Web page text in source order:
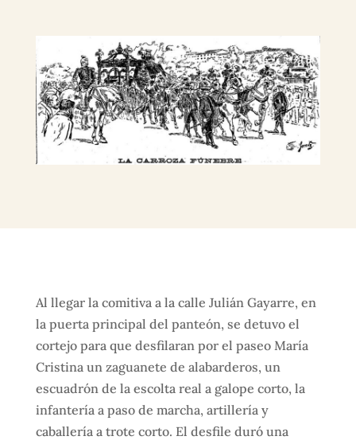
Al llegar la comitiva a la calle Julián Gayarre, en
la puerta principal del panteón, se detuvo el
cortejo para que desfilaran por el paseo María
Cristina un zaguanete de alabarderos, un
escuadrón de la escolta real a galope corto, la
infantería a paso de marcha, artillería y
caballería a trote corto. El desfile duró una